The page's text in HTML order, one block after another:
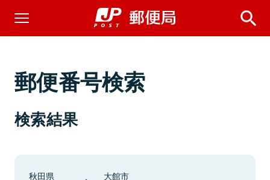
郵便番号検索
検索結果
秋田県 大館市